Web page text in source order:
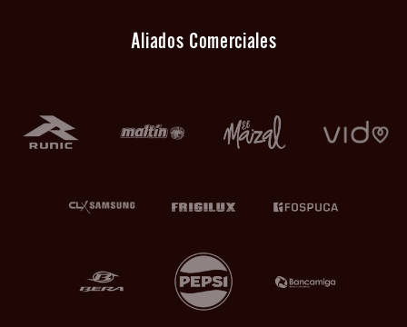
Aliados Comerciales